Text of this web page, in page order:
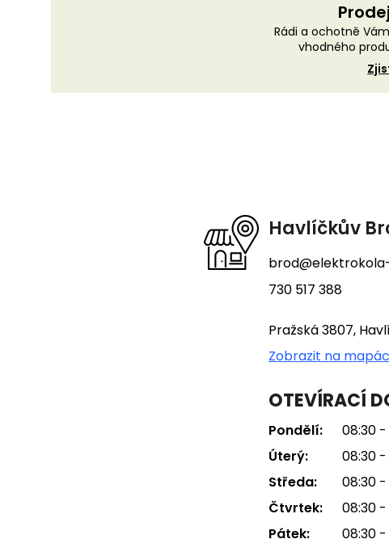
Rádi a ochotně
vhodného
Havlíčkův
730 517 388
Pražská 3807,
Zobrazit na
OTEVÍRACÍ
Pondělí:
08:30 -
Úterý:
08:30 -
Středa:
08:30 -
Čtvrtek:
08:30 -
Pátek:
08:30 -